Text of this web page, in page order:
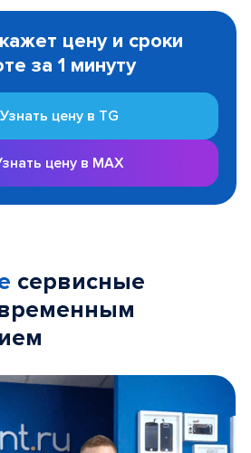
цену и сроки
за 1 минуту
Узнать цену в TG
цену в MAX
сервисные